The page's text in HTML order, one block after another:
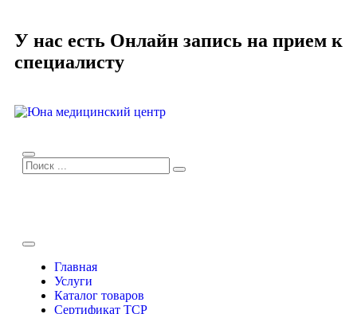
У нас есть Онлайн запись на прием к
специалисту
Главная
Услуги
Каталог товаров
Сертификат TCP